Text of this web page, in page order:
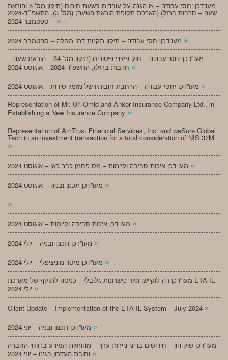
מעו”דכן יחסי עבודה – צו הגנה על עובדים בשעת חירום (תיקון מס’ 5 והוראת
שעה – חרבות ברזל) (הארכת תקופת הוראת השעה) (מס’ 3), התשפ״ד-2024
– ספטמבר 2024 »
»
מעו”דכן יחסי עבודה – חוק פיצויי פיטורים (תיקון מס’ 34 – הוראת שעה –
»
»
Representation of Mr. Uri Omid and Ankor Insurance Company Ltd., in
Establishing a New Insurance Company »
Representation of AmTrust Financial Services, Inc. and weSure Global
Tech in an investment transaction for a total consideration of NIS 37M
»
»
»
»
»
»
»
מעו”דכן רה-לוקיישן וניוד כישרונות גלובלי – כניסה לתוקף של מערכת ETA-IL –
»
Client Update – Implementation of the ETA-IL System – July 2024 »
»
מעו”דכן שוק הון – חידושים בדיני ניירות ערך – מהותיות המידע בדווחי החברה
»